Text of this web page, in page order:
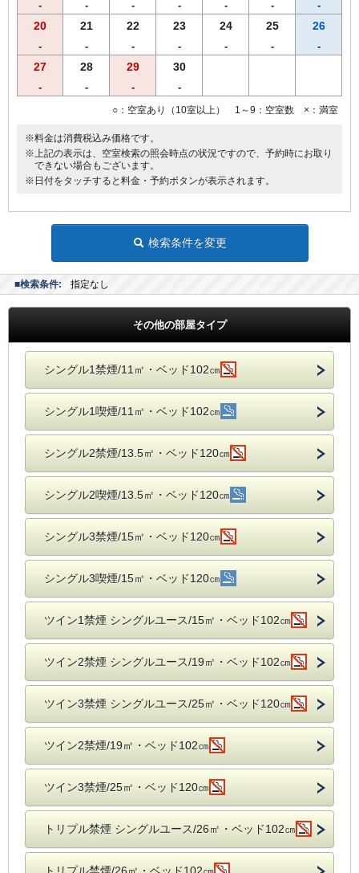
- - - - - - -
20
-
21
-
22
-
23
-
24
-
25
-
26
-
27
-
28
-
29
-
30
-
○：空室あり（10室以上） 1～9：空室数 ×：満室
※料金は消費税込み価格です。
※上記の表示は、空室検索の照会時点の状況ですので、予約時にお取り
できない場合もございます。
※日付をタッチすると料金・予約ボタンが表示されます。
検索条件を変更
■検索条件: 指定なし
その他の部屋タイプ
シングル1禁煙/11㎡・ベッド102㎝
シングル1喫煙/11㎡・ベッド102㎝
シングル2禁煙/13.5㎡・ベッド120㎝
シングル2喫煙/13.5㎡・ベッド120㎝
シングル3禁煙/15㎡・ベッド120㎝
シングル3喫煙/15㎡・ベッド120㎝
ツイン1禁煙 シングルユース/15㎡・ベッド102㎝
ツイン2禁煙 シングルユース/19㎡・ベッド102㎝
ツイン3禁煙 シングルユース/25㎡・ベッド120㎝
ツイン2禁煙/19㎡・ベッド102㎝
ツイン3禁煙/25㎡・ベッド120㎝
トリプル禁煙 シングルユース/26㎡・ベッド102㎝